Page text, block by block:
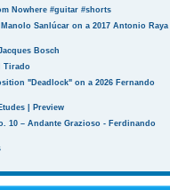
Nowhere #guitar #shorts
Sanlúcar on a 2017 Antonio Raya
Bosch
Tirado
"Deadlock" on a 2026 Fernando
| Preview
10 – Andante Grazioso - Ferdinando